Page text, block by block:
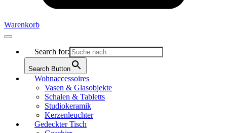
Warenkorb
Search for:
Search Button
Wohnaccessoires
Vasen & Glasobjekte
Schalen & Tabletts
Studiokeramik
Kerzenleuchter
Gedeckter Tisch